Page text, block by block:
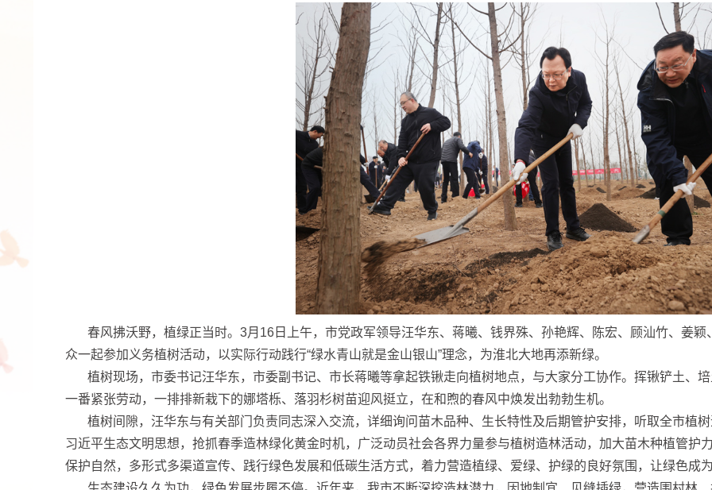
春风拂沃野，植绿正当时。3月16日上午，市党政军领导汪华东、蒋曦、钱界殊、孙艳辉、陈宏、顾汕竹、姜
众一起参加义务植树活动，以实际行动践行“绿水青山就是金山银山”理念，为淮北大地再添新绿。
植树现场，市委书记汪华东，市委副书记、市长蒋曦等拿起铁锹走向植树地点，与大家分工协作。挥锹铲土
一番紧张劳动，一排排新栽下的娜塔栎、落羽杉树苗迎风挺立，在和煦的春风中焕发出勃勃生机。
植树间隙，汪华东与有关部门负责同志深入交流，详细询问苗木品种、生长特性及后期管护安排，听取全市植
习近平生态文明思想，抢抓春季造林绿化黄金时机，广泛动员社会各界力量参与植树造林活动，加大苗木种植管护
保护自然，多形式多渠道宣传、践行绿色发展和低碳生活方式，着力营造植绿、爱绿、护绿的良好氛围，让绿色成